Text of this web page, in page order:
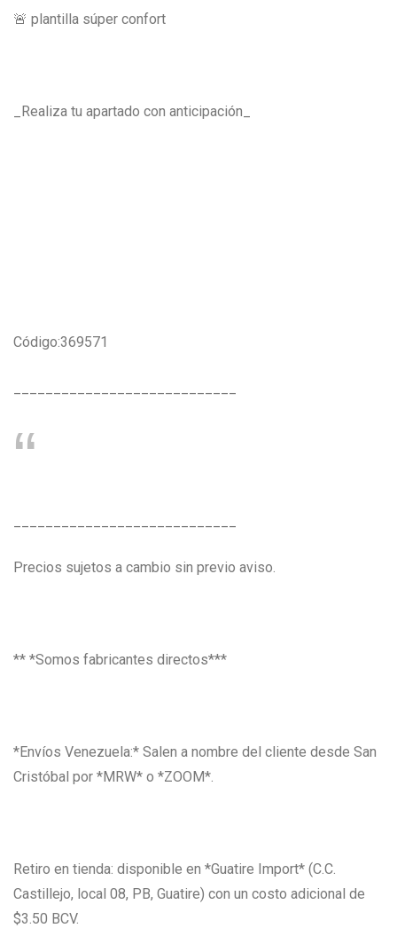
🚨 plantilla súper confort
_Realiza tu apartado con anticipación_
Código:369571
Precios sujetos a cambio sin previo aviso.
** *Somos fabricantes directos***
*Envíos Venezuela:* Salen a nombre del cliente desde San
Cristóbal por *MRW* o *ZOOM*.
Retiro en tienda: disponible en *Guatire Import* (C.C.
Castillejo, local 08, PB, Guatire) con un costo adicional de
$3.50 BCV.